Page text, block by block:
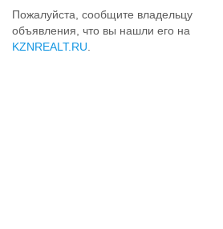
Пожалуйста, сообщите владельцу
объявления, что вы нашли его на
KZNREALT.RU